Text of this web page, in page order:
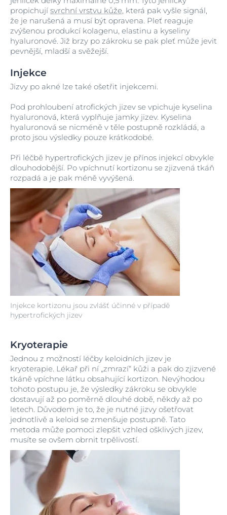
propichují svrchní vrstvu kůže, která pak vyšle signál,
že je narušená a musí být opravena. Pleť reaguje
zvýšenou produkcí kolagenu, elastinu a kyseliny
hyaluronové. Již brzy po zákroku se pak pleť může jevit
pevnější, mladší a svěžejší.
Injekce
Injekce kortizonu jsou zvlášť účinné v případě
hypertrofických jizev
Jizvy po akné lze také ošetřit injekcemi.
Pod prohloubení atrofických jizev se vpichuje kyselina
hyaluronová, která vyplňuje jamky jizev. Kyselina
hyaluronová se nicméně v těle postupně rozkládá, a
proto jsou výsledky pouze krátkodobé.
Při léčbě hypertrofických jizev je přínos injekcí obvykle
dlouhodobější. Po vpíchnutí kortizonu se zjizvená tkáň
rozpadá a je pak méně vyvýšená.
Kryoterapie
Jednou z možností léčby keloidních jizev je
kryoterapie. Lékař při ní „zmrazí“ kůži a pak do zjizvené
tkáně vpíchne látku obsahující kortizon. Nevýhodou
tohoto postupu je, že výsledky zákroku se obvykle
dostavují až po poměrně dlouhé době, někdy až po
letech. Důvodem je to, že je nutné jizvy ošetřovat
jednotlivě a keloid se zmenšuje postupně. Tato
metoda může pomoci zlepšit vzhled ošklivých jizev,
musíte se ovšem obrnit trpělivostí.